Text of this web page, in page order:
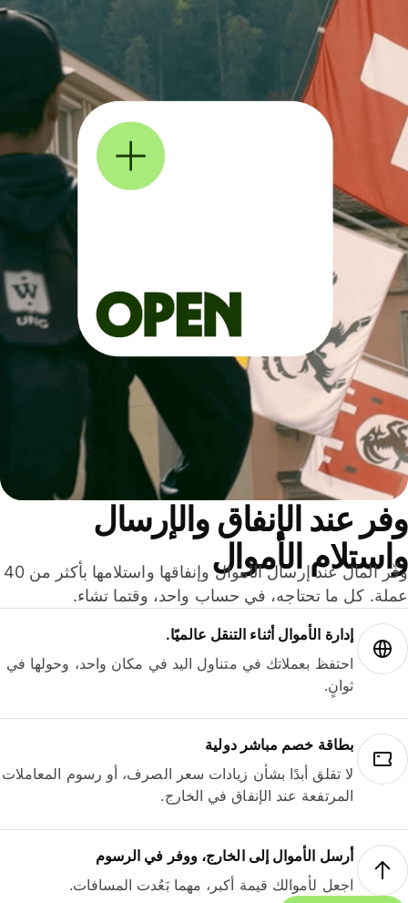
عند الإنفاق والإرسال
الأموال
وفّر المال عند إرسال الأموال وإنفاقها واستلامها بأكثر من 40
كل ما تحتاجه، في حساب واحد، وقتما تشاء.
إدارة الأموال أثناء التنقل عالميًا.
احتفظ بعملاتك في متناول اليد في مكان واحد، وحولها في
ثوانٍ.
بطاقة خصم مباشر دولية
لا تقلق أبدًا بشأن زيادات سعر الصرف، أو رسوم المعاملات
المرتفعة عند الإنفاق في الخارج.
أرسل الأموال إلى الخارج، ووفر في الرسوم
اجعل لأموالك قيمة أكبر، مهما بَعُدت المسافات.